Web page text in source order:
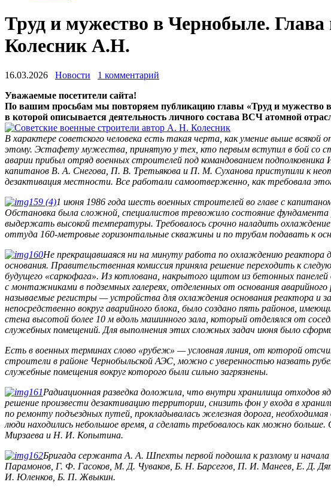
Труд и мужество в Чернобыле. Глава
Колесник А.Н.
16.03.2026 Новости
1 комментарий
Уважаемые посетители сайта!
По вашим просьбам мы повторяем публикацию главы «Труд и мужество
в которой описывается деятельность личного состава ВСЧ атомной
В характере советского человека есть такая черта, как умение выше
этому. Эстафету мужества, принятую у тех, кто первым вступил в бой со
аварии прибыл отряд военных строителей под командованием
капитанов В. А. Снегова, П. В. Третьякова и П. М. Суханова приступили к
дезактивация мест­ности. Все работали самоотверженно, как требовала
1 июня 1986 года шесть военных строителей во главе с
Обстановка была сложной, специалистов тревожило состояние
выдержать высокой температуры. Требовалось срочно наладить
оттуда 160-метровые го­ризонтальные скважины и по трубам подавать к
Не прекращавшаяся ни на минуту работа по охлаждению
основания. Правительственная комиссия приняла решение переходить к
будущего «сар­кофага». Из котлована, накрытого щитом из бетонных
с монтажниками в подземных галереях, отделенных от основания
называемые регистры — устройства для охлаждения основания реактора и
непосредственно вокруг аварийного блока, было создано пять районов,
стена высотой более 10 м вдоль машинного зала, который отделялся от
служебных помещений. Для выполнения этих сложных задач июня было
Есть в военных терминах слово «рубеж» — условная линия, от которой
строители в районе Чернобыльской АЭС, можно с уверенностью назвать
служебные по­мещения вокруг которого были сильно загрязнены.
Радиационная разведка доложила, что внутри хранилища от­ходов
решение произвести дезактивацию территории, снизить фон у входа в
по ремонту подъездных путей, прокладывалась железная дорога,
люди находились небольшое время, а сделать требовалось как можно
Мирзаева и Н. И. Копытина.
Бригада сержанта А. А. Шпехты первой подошла к разлому и
Па­рамонов, Г. Ф. Гасоков, М. Д. Чуваков, Б. Н. Барсегов, П. И. Манеев, Е. Д.
И. Юленков, Б. П. Жвыкин.